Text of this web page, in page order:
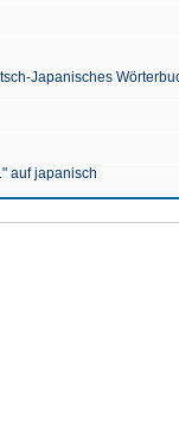
Japanisches
auf japanisch